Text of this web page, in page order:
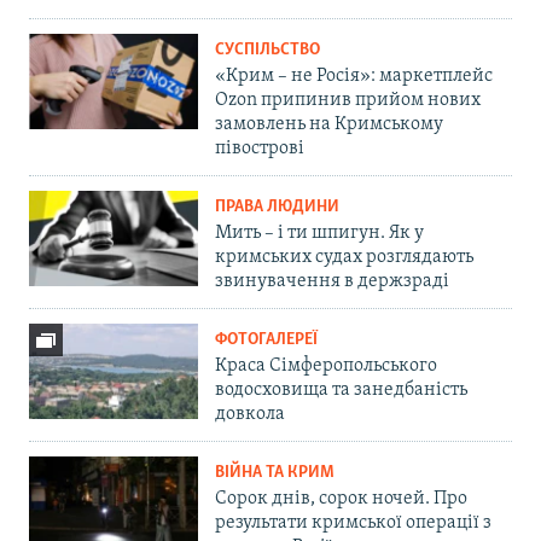
СУСПІЛЬСТВО
«Крим – не Росія»: маркетплейс
Ozon припинив прийом нових
замовлень на Кримському
півострові
ПРАВА ЛЮДИНИ
Мить – і ти шпигун. Як у
кримських судах розглядають
звинувачення в держзраді
ФОТОГАЛЕРЕЇ
Краса Сімферопольського
водосховища та занедбаність
довкола
ВІЙНА ТА КРИМ
Сорок днів, сорок ночей. Про
результати кримської операції з